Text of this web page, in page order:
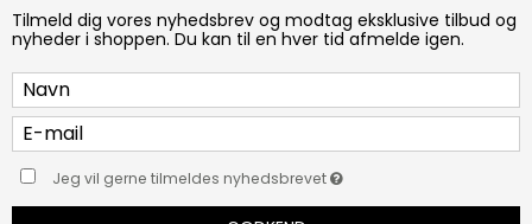
Tilmeld dig vores nyhedsbrev og modtag eksklusive tilbud og
nyheder i shoppen. Du kan til en hver tid afmelde igen.
Jeg vil gerne tilmeldes nyhedsbrevet